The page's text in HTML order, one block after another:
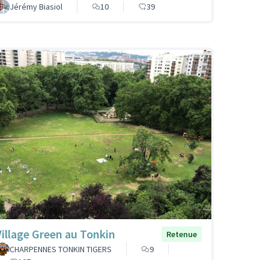
Jérémy Biasiol 10 39
Green au Tonkin
Retenue
CHARPENNES TONKIN TIGERS
9